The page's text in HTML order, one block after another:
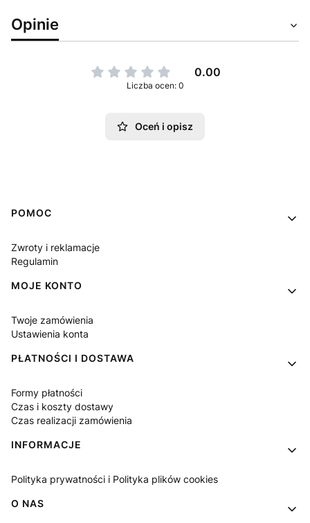
Opinie
0.00
Liczba ocen: 0
Oceń i opisz
Linki w stopce
POMOC
Zwroty i reklamacje
Regulamin
MOJE KONTO
Twoje zamówienia
Ustawienia konta
PŁATNOŚCI I DOSTAWA
Formy płatności
Czas i koszty dostawy
Czas realizacji zamówienia
INFORMACJE
Polityka prywatności i Polityka plików cookies
O NAS